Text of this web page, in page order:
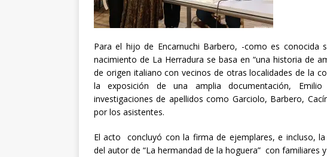
Para el hijo de Encarnuchi Barbero, -como es
nacimiento de La Herradura se basa en “una historia de
de origen italiano con vecinos de otras localidades de la
la exposición de una amplia documentación,
investigaciones de apellidos como Garciolo, Barbero,
por los asistentes.
El acto concluyó con la firma de ejemplares, e incluso,
del autor de “La hermandad de la hoguera” con familiares